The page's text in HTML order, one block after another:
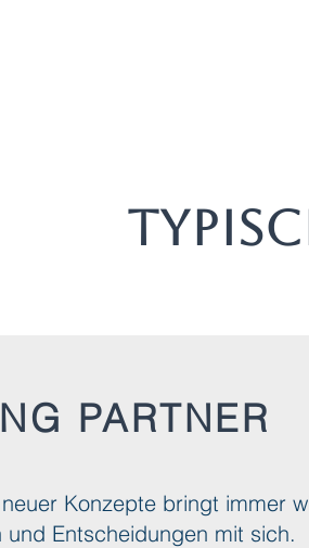
PARTNER
Konzepte bringt immer
und Entscheidungen mit sich.